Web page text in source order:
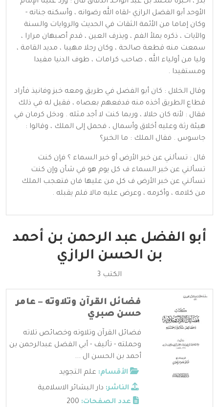
الأوحد أبو الفضل الرازي -لقاه الله رضوانه ، وأسكنه جنانه -
وكان إماما من الأئمة الثقات في الحديث والروايات والسنة
والآيات ، ذكره يملأ الفم ، ويذرف العين ، قدم أصبهان مرارا ،
سمعت منه قطعة صالحة ، وكان رجلا مهيبا ، مديد القامة ،
وليا من أولياء الله ، صاحب كرامات ، طوف الدنيا مفيدا
ومستفيدا .
وقال الخلال : كان أبو الفضل في طريق ومعه خبز وفانيذ فأراد
قطاع الطريق أخذه منه فدفعهم بعصاه ، فقيل له في ذلك
فقال : لأنه كان حلالا ، وربما كنت لا أجد مثله . ودخل كرمان في
هيئة رثة وعليه أخلاق وأسمال ، فحمل إلى الملك ، وقالوا :
جاسوس . فقال الملك : ما الخبر؟
قال : تسألني عن خبر الأرض أو خبر السماء ؟ فإن كنت
تسألني عن خبر السماء ف كل يوم هو في شأن وإن كنت
تسألني عن خبر الأرض ف كل من عليها فان فتعجب الملك
من كلامه ، وأكرمه ، وعرض عليه مالا فلم يقبله .
أبو الفضل عبد الرحمن بن أحمد
بن الحسن الرازي
الكتب 3
فضائل القرآن وتلاوته – عامر
حسن صبري
فضائل القرآن وتلاوته وخصائص تلاته
وحملته - تأليف - أبي الفضل عبدالرحمن بن
أحمد بن الحسن ال ...
الأقسام: علم التجويد
الناشر: دار البشائر الاسلامية
عدد الصفحات: